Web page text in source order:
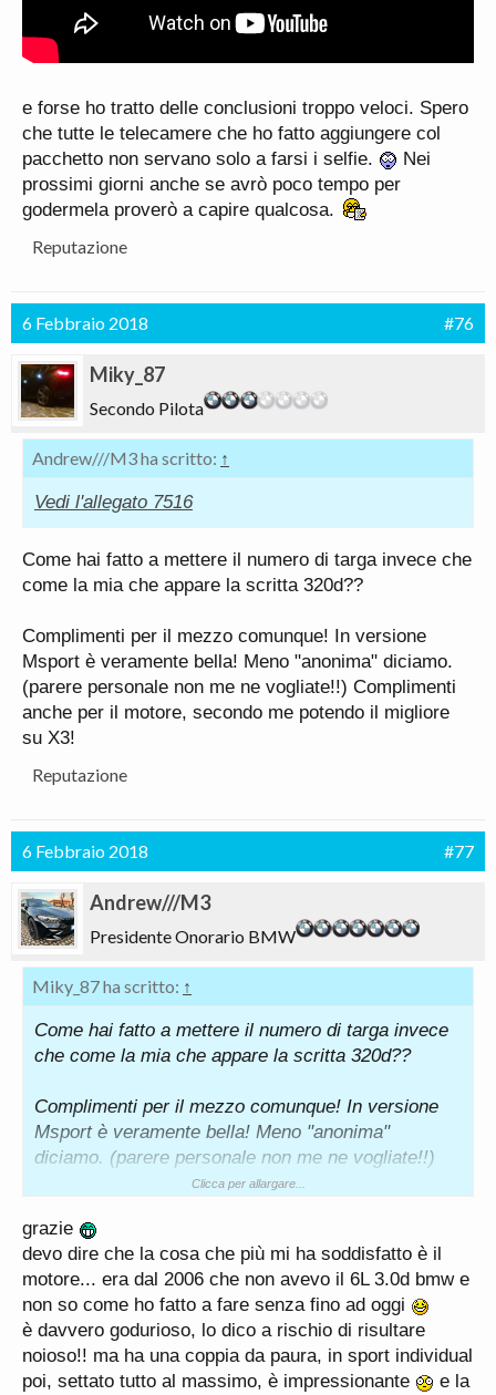
e forse ho tratto delle conclusioni troppo veloci. Spero
che tutte le telecamere che ho fatto aggiungere col
pacchetto non servano solo a farsi i selfie.
Nei
prossimi giorni anche se avrò poco tempo per
godermela proverò a capire qualcosa.
Reputazione
6 Febbraio 2018 #76
Miky_87
Secondo Pilota
Andrew///M3 ha scritto: ↑
Vedi l'allegato 7516
Come hai fatto a mettere il numero di targa invece che
come la mia che appare la scritta 320d??
Complimenti per il mezzo comunque! In versione
Msport è veramente bella! Meno "anonima" diciamo.
(parere personale non me ne vogliate!!) Complimenti
anche per il motore, secondo me potendo il migliore
su X3!
Reputazione
6 Febbraio 2018 #77
Andrew///M3
Presidente Onorario BMW
Miky_87 ha scritto: ↑
Come hai fatto a mettere il numero di targa invece
che come la mia che appare la scritta 320d??
Complimenti per il mezzo comunque! In versione
Msport è veramente bella! Meno "anonima"
diciamo. (parere personale non me ne vogliate!!)
Complimenti anche per il motore, secondo me
Clicca per allargare...
grazie
devo dire che la cosa che più mi ha soddisfatto è il
motore... era dal 2006 che non avevo il 6L 3.0d bmw e
non so come ho fatto a fare senza fino ad oggi
è davvero godurioso, lo dico a rischio di risultare
noioso!! ma ha una coppia da paura, in sport individual
poi, settato tutto al massimo, è impressionante
e la